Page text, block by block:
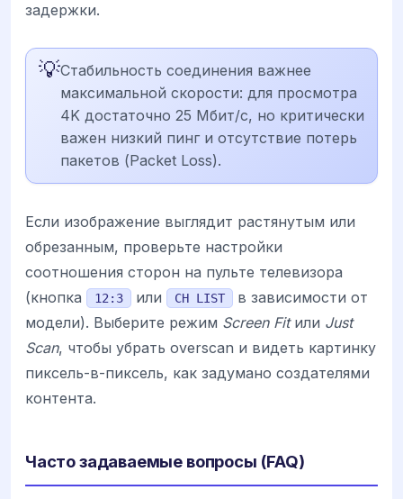
задержки.
💡Стабильность соединения важнее
максимальной скорости: для просмотра
4K достаточно 25 Мбит/с, но критически
важен низкий пинг и отсутствие потерь
пакетов (Packet Loss).
Если изображение выглядит растянутым или
обрезанным, проверьте настройки
соотношения сторон на пульте телевизора
(кнопка
12:3 или CH LIST
в зависимости от
модели). Выберите режим Screen Fitили Just
Scan, чтобы убрать overscan и видеть картинку
пиксель-в-пиксель, как задумано создателями
контента.
Часто задаваемые вопросы (FAQ)